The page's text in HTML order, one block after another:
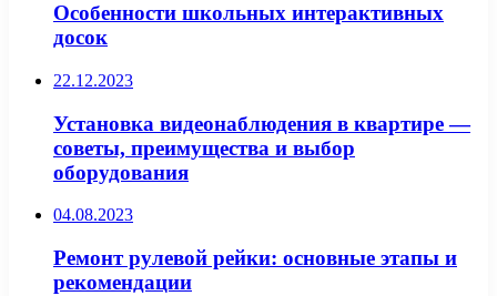
Особенности школьных интерактивных
досок
22.12.2023
Установка видеонаблюдения в квартире —
советы, преимущества и выбор
оборудования
04.08.2023
Ремонт рулевой рейки: основные этапы и
рекомендации